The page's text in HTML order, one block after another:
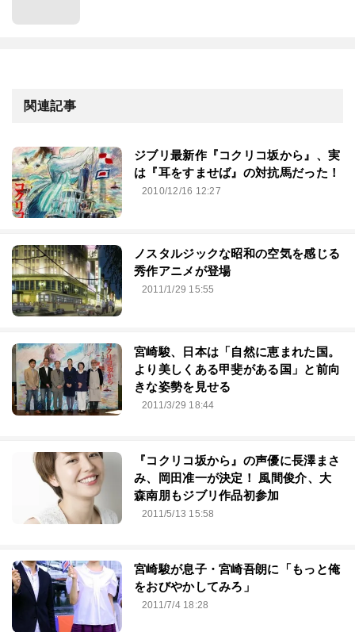
関連記事
ジブリ最新作『コクリコ坂から』、実
は『耳をすませば』の対抗馬だった！
2010/12/16 12:27
ノスタルジックな昭和の空気を感じる
秀作アニメが登場
2011/1/29 15:55
宮崎駿、日本は「自然に恵まれた国。
より美しくある甲斐がある国」と前向
きな姿勢を見せる
2011/3/29 18:44
『コクリコ坂から』の声優に長澤まさ
み、岡田准一が決定！ 風間俊介、大
森南朋もジブリ作品初参加
2011/5/13 15:58
宮崎駿が息子・宮崎吾朗に「もっと俺
をおびやかしてみろ」
2011/7/4 18:28